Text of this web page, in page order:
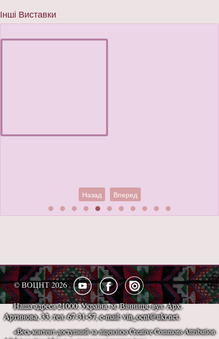
Інші Виставки
Назад Вперед
© ВОЦНТ 2026
Наша адреса 21000, Україна, м. Вінниця, вул. Арх.
Артинова, 33, тел. 67-31-57, e-mail: vin_ocnt@ukr.net.
«Весь контент доступний за ліцензією Creative Commons Attribution